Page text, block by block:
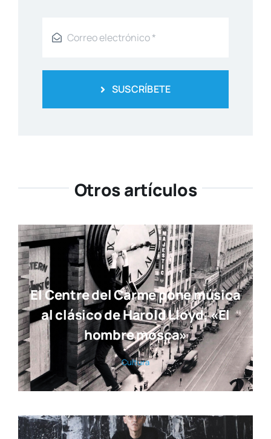
SUSCRÍBETE
Otros artículos
El Centre del Carme pone música
al clásico de Harold Lloyd, «El
hombre mosca»
Cul­tu­ra